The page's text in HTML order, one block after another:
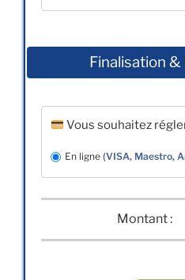
Finalisation
Vous souhaitez
En ligne(VISA, Maestro,
Montant :